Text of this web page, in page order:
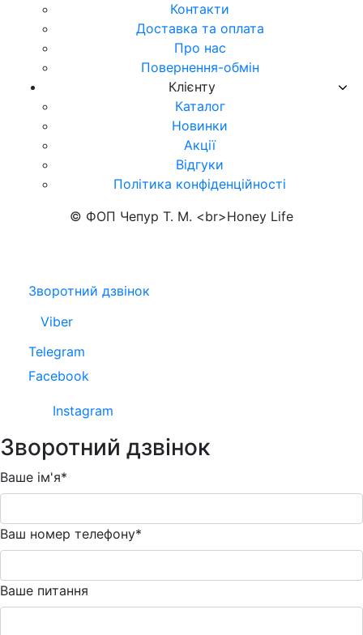
Контакти
Доставка та оплата
Про нас
Повернення-обмін
Клієнту
Каталог
Новинки
Акції
Відгуки
Політика конфіденційності
© ФОП Чепур Т. М. <br>Honey Life
Зворотний дзвінок
Viber
Telegram
Facebook
Instagram
Зворотний дзвінок
Ваше ім'я*
Ваш номер телефону*
Ваше питання